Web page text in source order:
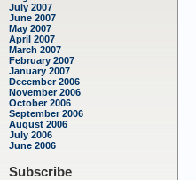
July 2007
June 2007
May 2007
April 2007
March 2007
February 2007
January 2007
December 2006
November 2006
October 2006
September 2006
August 2006
July 2006
June 2006
Subscribe